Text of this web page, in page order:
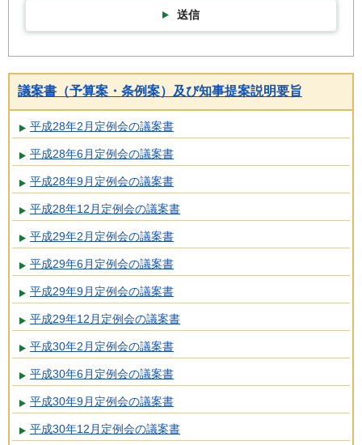
送信
議案書（予算案・条例案）及び知事提案説明要旨
平成28年2月定例会の議案書
平成28年6月定例会の議案書
平成28年9月定例会の議案書
平成28年12月定例会の議案書
平成29年2月定例会の議案書
平成29年6月定例会の議案書
平成29年9月定例会の議案書
平成29年12月定例会の議案書
平成30年2月定例会の議案書
平成30年6月定例会の議案書
平成30年9月定例会の議案書
平成30年12月定例会の議案書